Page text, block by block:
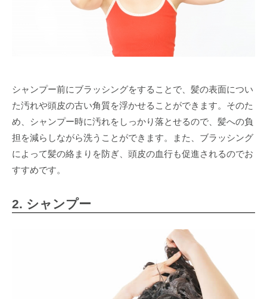
シャンプー前にブラッシングをすることで、髪の表面につい
た汚れや頭皮の古い角質を浮かせることができます。そのた
め、シャンプー時に汚れをしっかり落とせるので、髪への負
担を減らしながら洗うことができます。また、ブラッシング
によって髪の絡まりを防ぎ、頭皮の血行も促進されるのでお
すすめです。
2. シャンプー